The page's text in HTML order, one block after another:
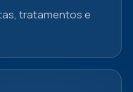
tratamentos e